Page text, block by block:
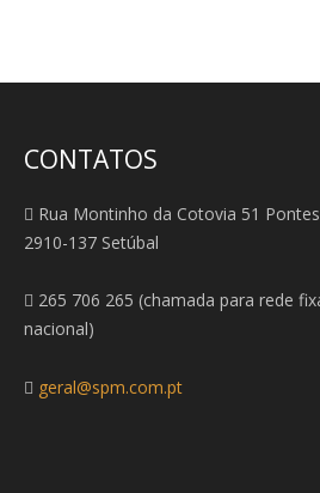
CONTATOS
Rua Montinho da Cotovia 51 Pontes
2910-137 Setúbal
265 706 265 (chamada para rede
nacional)
geral@spm.com.pt